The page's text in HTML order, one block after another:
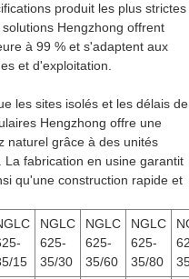
produit les plus strictes
Hengzhong offrent
à 99 % et s'adaptent aux
et d'exploitation.
les sites isolés et les délais de
Hengzhong offre une
naturel grâce à des unités
fabrication en usine garantit
qu'une construction rapide et
15
NGLC
625-
35/30
NGLC
625-
35/60
NGLC
625-
35/80